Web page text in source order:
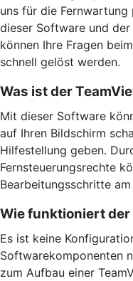
uns für die
dieser Software und
können Ihre Fragen
schnell gelöst werden.
Was ist der
Mit dieser Software
auf Ihren Bildschirm
Hilfestellung geben.
Fernsteuerungsrechte
Bearbeitungsschritte
Wie funktioniert der
Es ist keine
Softwarekomponenten
zum Aufbau einer